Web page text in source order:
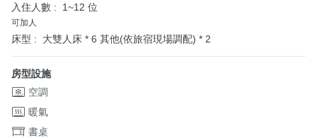
入住人數 : 1~12 位
可加人
床型 : 大雙人床 * 6 其他(依旅宿現場調配) * 2
房型設施
空調
暖氣
書桌